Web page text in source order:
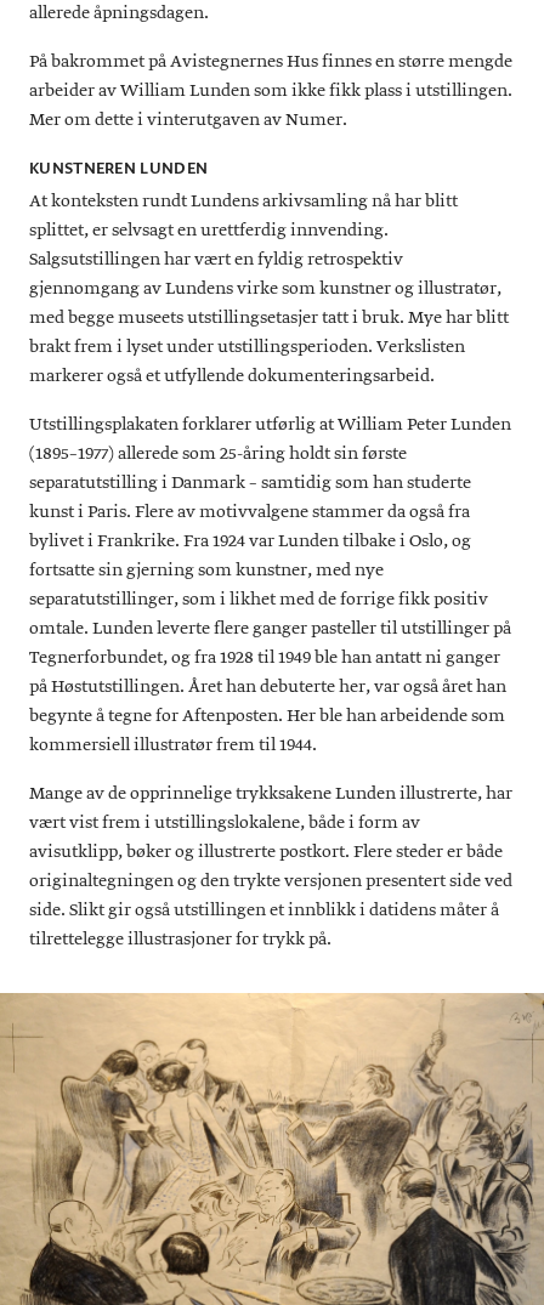
allerede åpningsdagen.
På bakrommet på Avistegnernes Hus finnes en større mengde
arbeider av William Lunden som ikke fikk plass i utstillingen.
Mer om dette i vinterutgaven av Numer.
KUNSTNEREN LUNDEN
At konteksten rundt Lundens arkivsamling nå har blitt
splittet, er selvsagt en urettferdig innvending.
Salgsutstillingen har vært en fyldig retrospektiv
gjennomgang av Lundens virke som kunstner og illustratør,
med begge museets utstillingsetasjer tatt i bruk. Mye har blitt
brakt frem i lyset under utstillingsperioden. Verkslisten
markerer også et utfyllende dokumenteringsarbeid.
Utstillingsplakaten forklarer utførlig at William Peter Lunden
(1895–1977) allerede som 25-åring holdt sin første
separatutstilling i Danmark – samtidig som han studerte
kunst i Paris. Flere av motivvalgene stammer da også fra
bylivet i Frankrike. Fra 1924 var Lunden tilbake i Oslo, og
fortsatte sin gjerning som kunstner, med nye
separatutstillinger, som i likhet med de forrige fikk positiv
omtale. Lunden leverte flere ganger pasteller til utstillinger på
Tegnerforbundet, og fra 1928 til 1949 ble han antatt ni ganger
på Høstutstillingen. Året han debuterte her, var også året han
begynte å tegne for Aftenposten. Her ble han arbeidende som
kommersiell illustratør frem til 1944.
Mange av de opprinnelige trykksakene Lunden illustrerte, har
vært vist frem i utstillingslokalene, både i form av
avisutklipp, bøker og illustrerte postkort. Flere steder er både
originaltegningen og den trykte versjonen presentert side ved
side. Slikt gir også utstillingen et innblikk i datidens måter å
tilrettelegge illustrasjoner for trykk på.